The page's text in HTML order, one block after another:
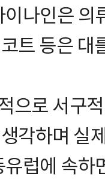
나인은 의
트 등은 대
으로 서구
각하며 실
럽에 속